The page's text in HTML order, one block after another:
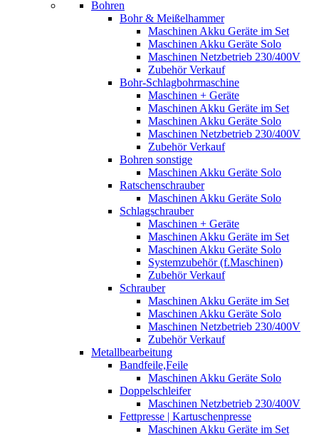
Bohren
Bohr & Meißelhammer
Maschinen Akku Geräte im Set
Maschinen Akku Geräte Solo
Maschinen Netzbetrieb 230/400V
Zubehör Verkauf
Bohr-Schlagbohrmaschine
Maschinen + Geräte
Maschinen Akku Geräte im Set
Maschinen Akku Geräte Solo
Maschinen Netzbetrieb 230/400V
Zubehör Verkauf
Bohren sonstige
Maschinen Akku Geräte Solo
Ratschenschrauber
Maschinen Akku Geräte Solo
Schlagschrauber
Maschinen + Geräte
Maschinen Akku Geräte im Set
Maschinen Akku Geräte Solo
Systemzubehör (f.Maschinen)
Zubehör Verkauf
Schrauber
Maschinen Akku Geräte im Set
Maschinen Akku Geräte Solo
Maschinen Netzbetrieb 230/400V
Zubehör Verkauf
Metallbearbeitung
Bandfeile,Feile
Maschinen Akku Geräte Solo
Doppelschleifer
Maschinen Netzbetrieb 230/400V
Fettpresse | Kartuschenpresse
Maschinen Akku Geräte im Set